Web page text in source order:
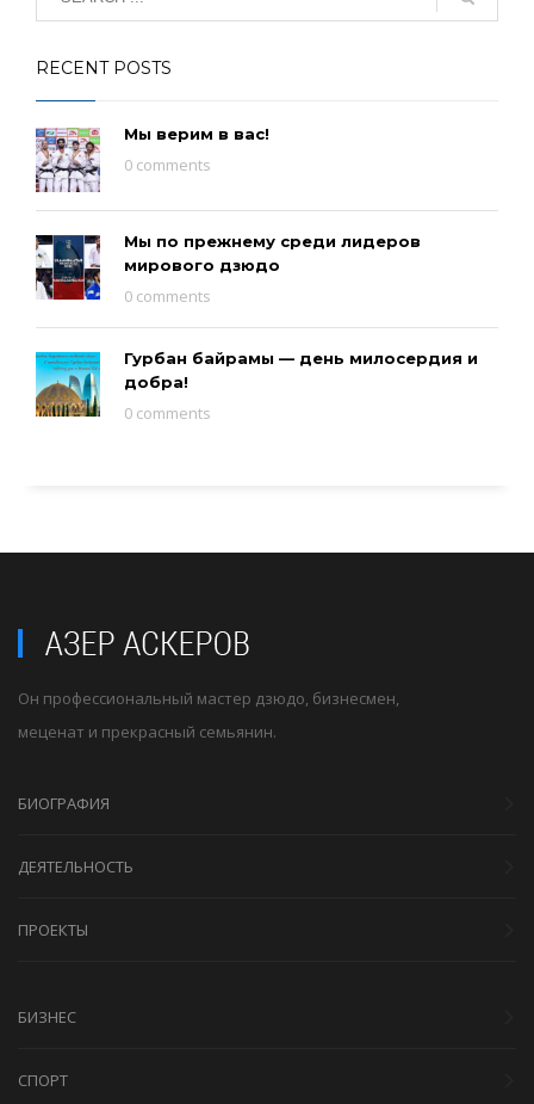
RECENT POSTS
Мы верим в вас!
0 comments
Мы по прежнему среди лидеров
мирового дзюдо
0 comments
Гурбан байрамы — день милосердия и
добра!
0 comments
Он профессиональный мастер дзюдо, бизнесмен,
меценат и прекрасный семьянин.
БИОГРАФИЯ
ДЕЯТЕЛЬНОСТЬ
ПРОЕКТЫ
БИЗНЕС
СПОРТ